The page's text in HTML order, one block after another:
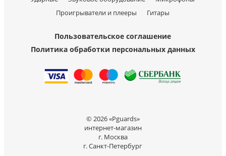
Проигрыватели и плееры
Гитары
Пользовательское соглашение
Политика обработки персональных данных
© 2026 «Pguards»
интернет-магазин
г. Москва
г. Санкт-Петербург